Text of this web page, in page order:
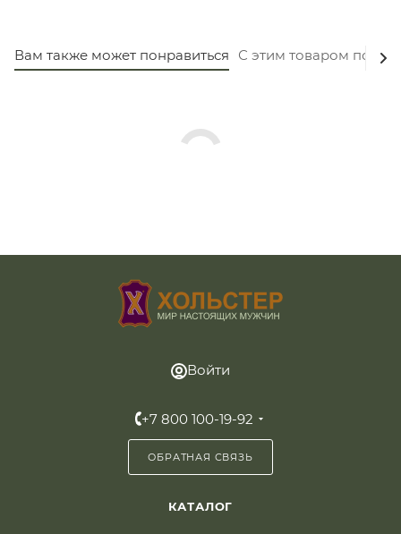
Вам также может понравиться С этим товаром
Войти
+7 800 100-19-92
ОБРАТНАЯ СВЯЗЬ
КАТАЛОГ